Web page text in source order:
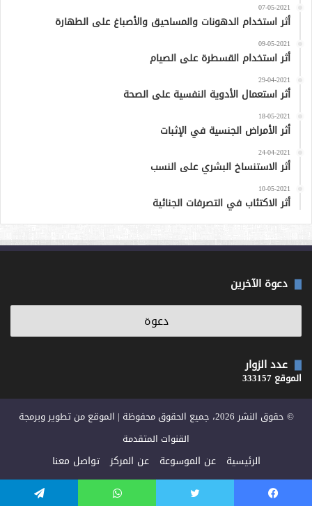
07-05-2021
أثر استخدام الدهونات والمساحيق والأصباغ على الطهارة
09-05-2021
أثر استخدام القسطرة على الصيام
29-04-2021
أثر استعمال الأدوية النفسية على الصحة
18-05-2021
أثر الأمراض الجنسية في الإثبات
24-04-2021
أثر الاستنساخ البشري على النسب
10-05-2021
أثر الاكتئاب في التصرفات الجنائية
دعوة الآخرين
عدد الزوار
الموقع 333157
© حقوق النشر 2026، جميع الحقوق محفوظة | الموقع من تطوير وبرمجة
القنوات المتقدمة
الرئيسية عن الموسوعة عن المركز تواصل معنا